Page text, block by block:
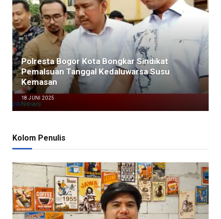
Polresta Bogor Kota Bongkar Sindikat
Pemalsuan Tanggal Kedaluwarsa Susu
Kemasan
18 JUNI 2025
Kolom Penulis